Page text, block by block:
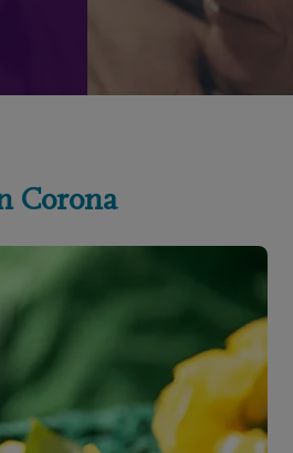
Corona